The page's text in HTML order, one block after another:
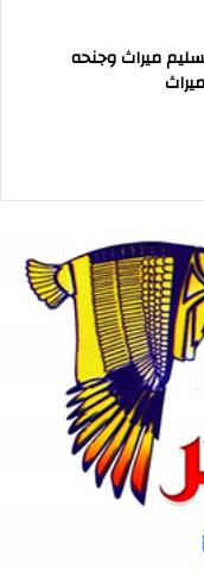
ميراث وجنحه